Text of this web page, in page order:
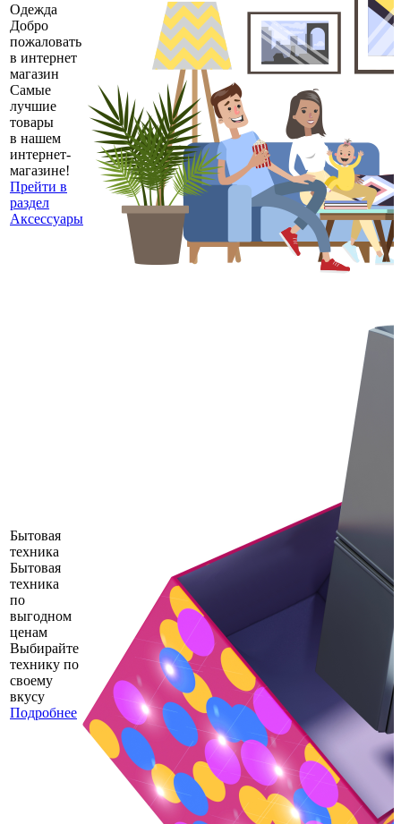
Одежда
Добро
пожаловать
в интернет
магазин
Самые
лучшие
товары
в нашем
интернет-
магазине!
Прейти в
раздел
Аксессуары
Бытовая
техника
Бытовая
техника
по
выгодном
ценам
Выбирайте
технику по
своему
вкусу
Подробнее